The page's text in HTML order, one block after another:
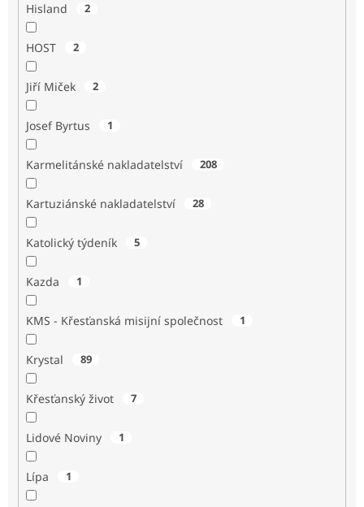
Hisland 2
HOST 2
Jiří Miček 2
Josef Byrtus 1
Karmelitánské nakladatelství 208
Kartuziánské nakladatelství 28
Katolický týdeník 5
Kazda 1
KMS - Křesťanská misijní společnost 1
Krystal 89
Křesťanský život 7
Lidové Noviny 1
Lípa 1